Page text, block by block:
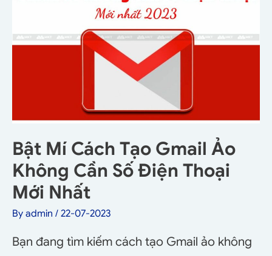
Bật Mí Cách Tạo Gmail Ảo
Không Cần Số Điện Thoại
Mới Nhất
By admin / 22-07-2023
Bạn đang tìm kiếm cách tạo Gmail ảo không